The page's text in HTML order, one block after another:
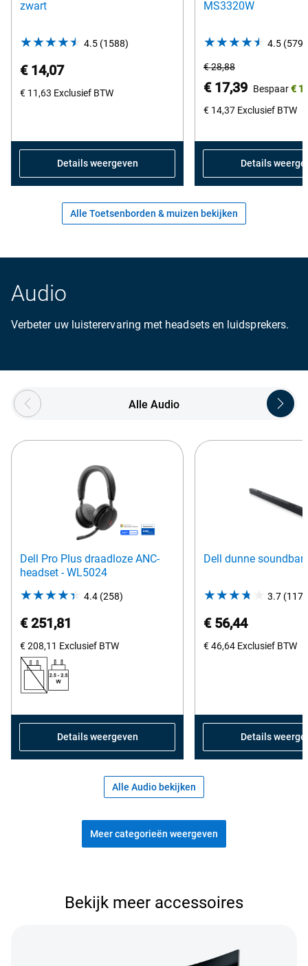
zwart
4.5 (1588)
reviews
€ 14,07
€ 11,63 Exclusief BTW
Details weergeven
MS3320W
4.5
Oorspronkelijke
prijs
€ 28,88
Prijs
van
€ 17,39 Bespaar€
€ 14,37 Exclusief BTW
Details
Alle Toetsenborden & muizen bekijken
Audio
Verbeter uw luisterervaring met headsets en luidsprekers.
Alle Audio
Showing page 1 of 4
Dell Pro Plus draadloze ANC-
headset - WL5024
4.4 (258)
€ 251,81
€ 208,11 Exclusief BTW
Details weergeven
Dell dunne soundbar
3.7
€ 56,44
€ 46,64 Exclusief BTW
Details
Alle Audio bekijken
Meer categorieën weergeven
Bekijk de populaire accessoires
Bekijk meer accessoires